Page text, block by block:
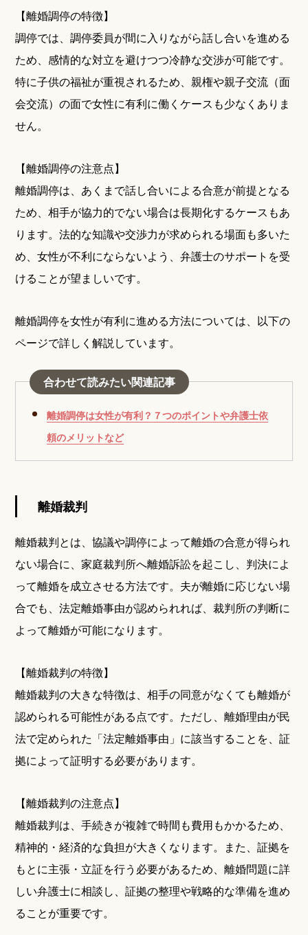
【離婚調停の特徴】
調停では、調停委員が間に入りながら話し合いを進める
ため、感情的な対立を避けつつ冷静な交渉が可能です。
特に子供の福祉が重視されるため、親権や親子交流（面
会交流）の面で女性に有利に働くケースも少なくありま
せん。
【離婚調停の注意点】
離婚調停は、あくまで話し合いによる合意が前提となる
ため、相手が協力的でない場合は長期化するケースもあ
ります。法的な知識や交渉力が求められる場面も多いた
め、女性が不利にならないよう、弁護士のサポートを受
けることが望ましいです。
離婚調停を女性が有利に進める方法については、以下の
ページで詳しく解説しています。
合わせて読みたい関連記事
離婚調停は女性が有利？７つのポイントや弁護士依
頼のメリットなど
離婚裁判
離婚裁判とは、協議や調停によって離婚の合意が得られ
ない場合に、家庭裁判所へ離婚訴訟を起こし、判決によ
って離婚を成立させる方法です。夫が離婚に応じない場
合でも、法定離婚事由が認められれば、裁判所の判断に
よって離婚が可能になります。
【離婚裁判の特徴】
離婚裁判の大きな特徴は、相手の同意がなくても離婚が
認められる可能性がある点です。ただし、離婚理由が民
法で定められた「法定離婚事由」に該当することを、証
拠によって証明する必要があります。
【離婚裁判の注意点】
離婚裁判は、手続きが複雑で時間も費用もかかるため、
精神的・経済的な負担が大きくなります。また、証拠を
もとに主張・立証を行う必要があるため、離婚問題に詳
しい弁護士に相談し、証拠の整理や戦略的な準備を進め
ることが重要です。